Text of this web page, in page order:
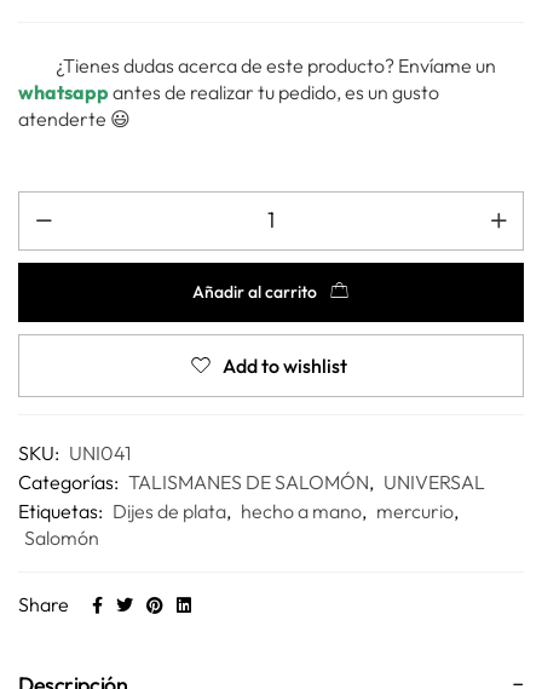
¿Tienes dudas acerca de este producto? Envíame un
whatsapp antes de realizar tu pedido, es un gusto
atenderte 😃
Añadir al carrito
Add to wishlist
SKU: UNI041
Categorías: TALISMANES DE SALOMÓN, UNIVERSAL
Etiquetas: Dijes de plata, hecho a mano, mercurio,
Salomón
Share